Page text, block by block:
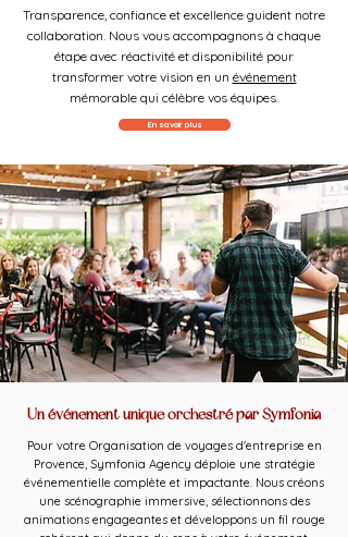
Transparence, confiance et excellence guident notre
collaboration. Nous vous accompagnons à chaque
étape avec réactivité et disponibilité pour
transformer votre vision en un événement
mémorable qui célèbre vos équipes.
En savoir plus
Un événement unique orchestré par Symfonia
Pour votre Organisation de voyages d'entreprise en
Provence, Symfonia Agency déploie une stratégie
événementielle complète et impactante. Nous créons
une scénographie immersive, sélectionnons des
animations engageantes et développons un fil rouge